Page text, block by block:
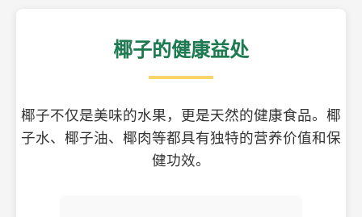
椰子的健康益处
椰子不仅是美味的水果，更是天然的健康食品。椰
子水、椰子油、椰肉等都具有独特的营养价值和保
健功效。